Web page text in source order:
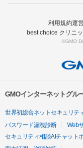
利用規約運
best choice クリニ
©GMO
GMOインターネットグル
世界初総合ネットセキュリテ
パスワード漏洩診断
Web
セキュリティ相談AIチャット